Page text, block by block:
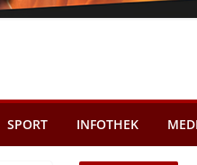
SPORT INFOTHEK